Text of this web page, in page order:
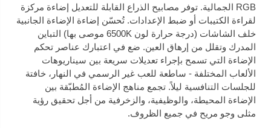
RGB الجمالية. توفر مصابيح الذراع القابلة للتعديل إضاءة مركزة
لقراءة الكتيبات أو ضبط الإعدادات. تُحسّن إضاءة الإضاءة الجانبية
خلف الشاشات (درجة حرارة لون 6500K موصى بها) التباين
المدرك وتقلل من إرهاق العين. ضع في اعتبارك عناصر تحكم
الإضاءة التي تسمح بإجراء تعديلات سريعة بين سيناريوهات
الألعاب المختلفة - ساطعة للعب غير الرسمي في النهار، خافتة
للجلسات التنافسية ليلاً. تجمع مناهج الإضاءة المُطبّقة بين
الإضاءة المحيطة، والوظيفية، والزخرفية من أجل تحقيق رؤية
مثلى وجو مريح في جميع الظروف.